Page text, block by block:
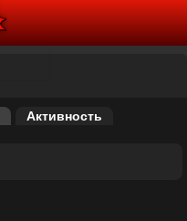
Активность